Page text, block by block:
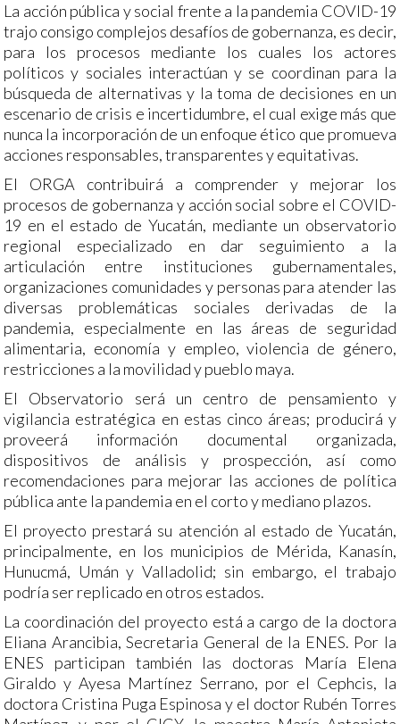
La acción pública y social frente a la pandemia COVID-19
trajo consigo complejos desafíos de gobernanza, es decir,
para los procesos mediante los cuales los actores
políticos y sociales interactúan y se coordinan para la
búsqueda de alternativas y la toma de decisiones en un
escenario de crisis e incertidumbre, el cual exige más que
nunca la incorporación de un enfoque ético que promueva
acciones responsables, transparentes y equitativas.
El ORGA contribuirá a comprender y mejorar los
procesos de gobernanza y acción social sobre el COVID-
19 en el estado de Yucatán, mediante un observatorio
regional especializado en dar seguimiento a la
articulación entre instituciones gubernamentales,
organizaciones comunidades y personas para atender las
diversas problemáticas sociales derivadas de la
pandemia, especialmente en las áreas de seguridad
alimentaria, economía y empleo, violencia de género,
restricciones a la movilidad y pueblo maya.
El Observatorio será un centro de pensamiento y
vigilancia estratégica en estas cinco áreas; producirá y
proveerá información documental organizada,
dispositivos de análisis y prospección, así como
recomendaciones para mejorar las acciones de política
pública ante la pandemia en el corto y mediano plazos.
El proyecto prestará su atención al estado de Yucatán,
principalmente, en los municipios de Mérida, Kanasín,
Hunucmá, Umán y Valladolid; sin embargo, el trabajo
podría ser replicado en otros estados.
La coordinación del proyecto está a cargo de la doctora
Eliana Arancibia, Secretaria General de la ENES. Por la
ENES participan también las doctoras María Elena
Giraldo y Ayesa Martínez Serrano, por el Cephcis, la
doctora Cristina Puga Espinosa y el doctor Rubén Torres